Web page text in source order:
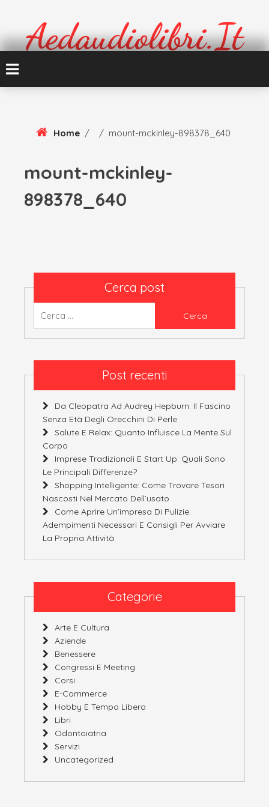
Aedaudiolibri.it
Home / / mount-mckinley-898378_640
mount-mckinley-
898378_640
Cerca post
Post recenti
Da Cleopatra Ad Audrey Hepburn: Il Fascino
Senza Età Degli Orecchini Di Perle
Salute E Relax: Quanto Influisce La Mente Sul
Corpo
Imprese Tradizionali E Start Up: Quali Sono
Le Principali Differenze?
Shopping Intelligente: Come Trovare Tesori
Nascosti Nel Mercato Dell’usato
Come Aprire Un’impresa Di Pulizie:
Adempimenti Necessari E Consigli Per Avviare
La Propria Attività
Categorie
Arte E Cultura
Aziende
Benessere
Congressi E Meeting
Corsi
E-Commerce
Hobby E Tempo Libero
Libri
Odontoiatria
Servizi
Uncategorized